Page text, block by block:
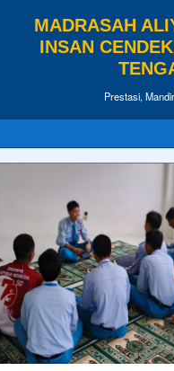
MADRASAH
INSAN
Prestasi,